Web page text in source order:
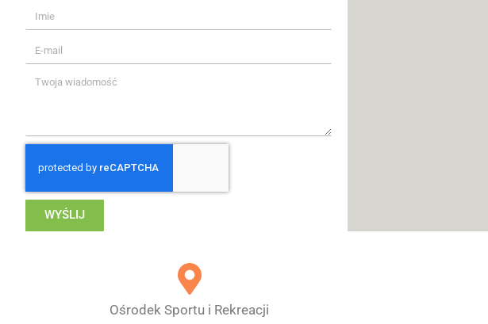
WYŚLIJ
Ośrodek Sportu i Rekreacji